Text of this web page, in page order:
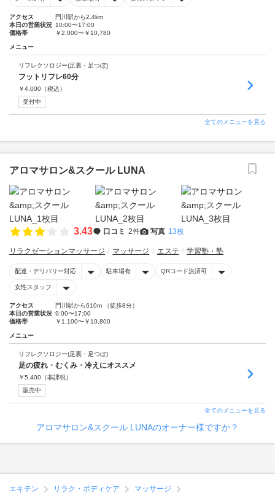
アクセス
門川駅から2.4km
本日の営業状況 10:00〜17:00
価格帯
￥2,000〜￥10,780
メニュー
リフレクソロジー(足裏・足つぼ)
フットリフレ60分
￥4,000 （税込）
受付中
全てのメニューを見る
アロマサロン&スクール LUNA
3.43 口コミ 2件 写真 13枚
リラクゼーションマッサージ マッサージ エステ 学習塾・塾
配達・デリバリー対応 駐車場有 QRコード決済可
女性スタッフ
アクセス
門川駅から610m （徒歩8分）
本日の営業状況 9:00〜17:00
価格帯
￥1,100〜￥10,800
メニュー
リフレクソロジー(足裏・足つぼ)
足の疲れ・むくみ・冷えにオススメ
￥5,400 （非課税）
販売中
全てのメニューを見る
アロマサロン&スクール LUNAのオーナー様ですか？
エキテン リラク・ボディケア
マッサージ